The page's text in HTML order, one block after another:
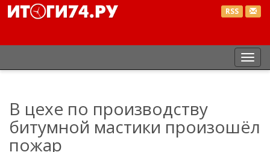
RSS
В цехе по производству
битумной мастики произошёл
пожар